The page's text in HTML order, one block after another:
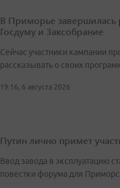
В Приморье завершилась
Госдуму и Заксобрание
Сейчас участники кампании
рассказывать о своих
19:16, 6 августа 2026
Путин лично примет
Ввод завода в эксплуатацию
повестки форума для